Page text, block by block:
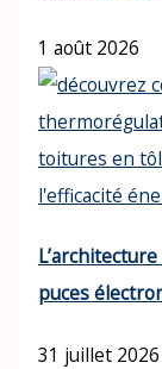
1 août 2026
puces
31 juillet 2026